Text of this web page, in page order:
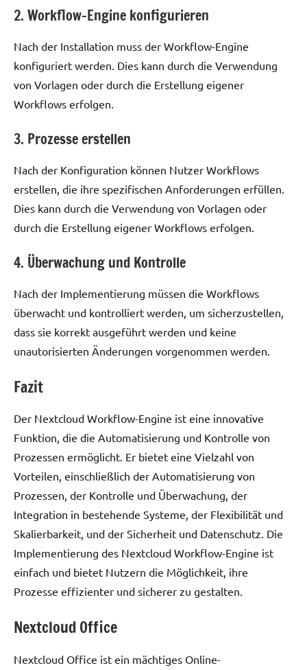
2. Workflow-Engine konfigurieren
Nach der Installation muss der Workflow-Engine
konfiguriert werden. Dies kann durch die Verwendung
von Vorlagen oder durch die Erstellung eigener
Workflows erfolgen.
3. Prozesse erstellen
Nach der Konfiguration können Nutzer Workflows
erstellen, die ihre spezifischen Anforderungen erfüllen.
Dies kann durch die Verwendung von Vorlagen oder
durch die Erstellung eigener Workflows erfolgen.
4. Überwachung und Kontrolle
Nach der Implementierung müssen die Workflows
überwacht und kontrolliert werden, um sicherzustellen,
dass sie korrekt ausgeführt werden und keine
unautorisierten Änderungen vorgenommen werden.
Fazit
Der Nextcloud Workflow-Engine ist eine innovative
Funktion, die die Automatisierung und Kontrolle von
Prozessen ermöglicht. Er bietet eine Vielzahl von
Vorteilen, einschließlich der Automatisierung von
Prozessen, der Kontrolle und Überwachung, der
Integration in bestehende Systeme, der Flexibilität und
Skalierbarkeit, und der Sicherheit und Datenschutz. Die
Implementierung des Nextcloud Workflow-Engine ist
einfach und bietet Nutzern die Möglichkeit, ihre
Prozesse effizienter und sicherer zu gestalten.
Nextcloud Office
Nextcloud Office ist ein mächtiges Online-